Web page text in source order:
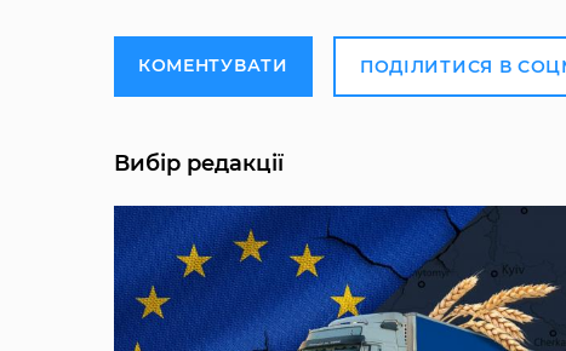
КОМЕНТУВАТИ ПОДІЛИТИСЯ В
Вибір редакції